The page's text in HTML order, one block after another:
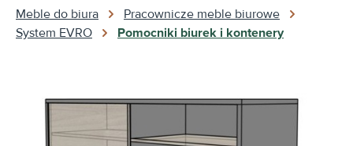
Meble do biura
Pracownicze meble biurowe
System EVRO
Pomocniki biurek i kontenery